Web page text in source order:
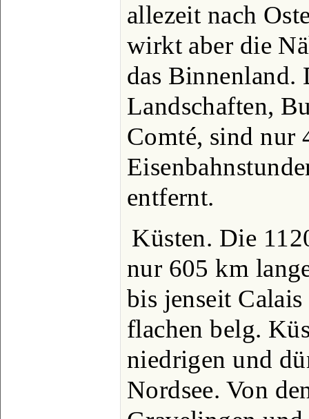
allezeit nach
wirkt aber die
das Binnenland.
Landschaften,
Comté, sind nur
entfernt.
Küsten. Die
nur 605 km
bis jenseit
flachen belg.
niedrigen und
Nordsee. Von